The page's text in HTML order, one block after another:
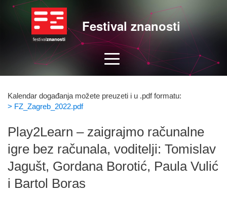
Festival znanosti
Kalendar događanja možete preuzeti i u .pdf formatu:
> FZ_Zagreb_2022.pdf
Play2Learn – zaigrajmo računalne
igre bez računala, voditelji: Tomislav
Jagušt, Gordana Borotić, Paula Vulić
i Bartol Boras